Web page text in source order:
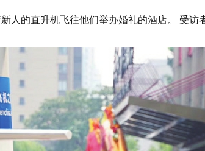
人的直升机飞往他们举办婚礼的酒店。 受访